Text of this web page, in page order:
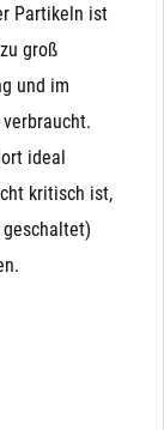
Partikeln ist
groß
und im
ideal
kritisch ist,